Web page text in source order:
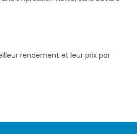
rendement et leur prix par